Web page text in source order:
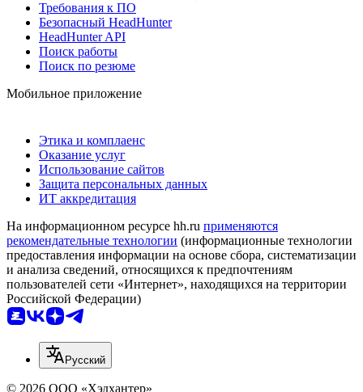
Требования к ПО
Безопасный HeadHunter
HeadHunter API
Поиск работы
Поиск по резюме
Мобильное приложение
Этика и комплаенс
Оказание услуг
Использование сайтов
Защита персональных данных
ИТ аккредитация
На информационном ресурсе hh.ru применяются
рекомендательные технологии (информационные технологии
предоставления информации на основе сбора, систематизации
и анализа сведений, относящихся к предпочтениям
пользователей сети «Интернет», находящихся на территории
Российской Федерации)
Русский
© 2026 ООО «Хэдхантер»